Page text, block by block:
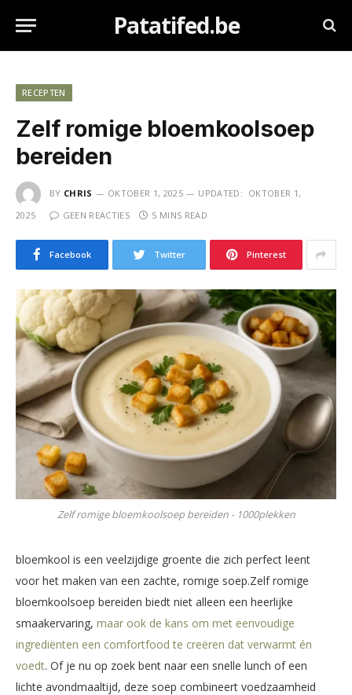
Patatifed.be
RECEPTEN
Zelf romige bloemkoolsoep
bereiden
BY CHRIS OKTOBER 1, 2025 UPDATED: OKTOBER 1,
2025
GEEN REACTIES 5 MINS READ
Facebook Twitter Pinterest
Zelf romige bloemkoolsoep bereiden - 1000plekken
bloemkool ⁣is een veelzijdige groente⁤ die zich⁢ perfect leent
voor het maken‌ van een zachte, ‍romige soep.Zelf romige
‌bloemkoolsoep bereiden biedt niet⁤ alleen een heerlijke
smaakervaring, maar ‍ook de ‌kans om met eenvoudige
ingrediënten⁢ een comfortfood te⁢ creëren dat verwarmt én
voedt. Of je ⁤nu ‍op zoek bent naar een snelle‍ lunch of een
lichte avondmaaltijd, deze soep ⁢combineert​ voedzaamheid